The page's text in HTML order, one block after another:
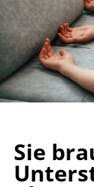
Sie